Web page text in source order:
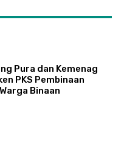
Pura dan Kemenag
PKS Pembinaan
Binaan